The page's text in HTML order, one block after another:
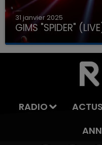
31 janvier 2025
GIMS "SPIDER"
RADIO ACTUS